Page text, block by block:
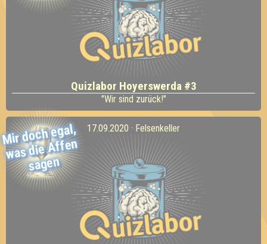
Quizlabor Hoyerswerda #3
"Wir sind zurück!"
Mir doch egal,
was die
Affen
sagen
17.09.2020 · Felsenkeller